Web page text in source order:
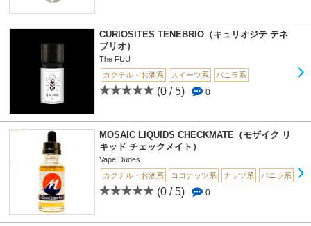
CURIOSITES TENEBRIO（キュリオジテ テネ
ブリオ）
The FUU
カクテル・お酒系
スイーツ系 バニラ系
(0 / 5) 0
MOSAIC LIQUIDS CHECKMATE（モザイク リ
キッド チェックメイト）
Vape Dudes
カクテル・お酒系
ココナッツ系 ナッツ系 バニラ系
(0 / 5) 0